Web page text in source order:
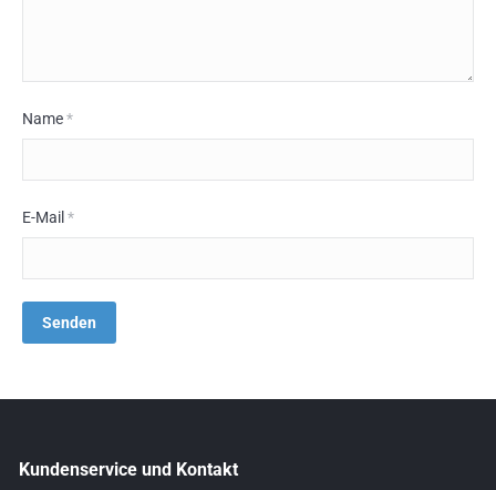
Name*
E-Mail *
Kundenservice und Kontakt